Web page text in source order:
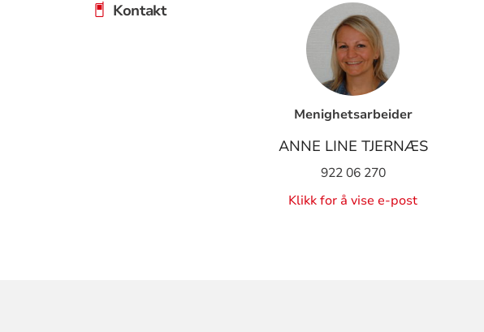
Kontakt
Menighetsarbeider
ANNE LINE TJERNÆS
922 06 270
Klikk for å vise e-post